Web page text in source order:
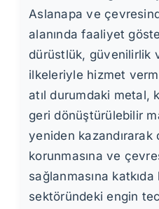
Aslanapa ve
alanında faaliyet
dürüstlük, güvenilirlik
ilkeleriyle hizmet
atıl durumdaki metal,
geri dönüştürülebilir
yeniden kazandırarak
korunmasına ve
sağlanmasına
sektöründeki engin